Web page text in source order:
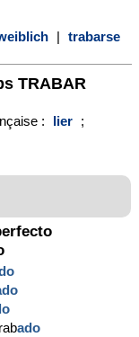
| trabarse
TRABAR
: lier ;
ado